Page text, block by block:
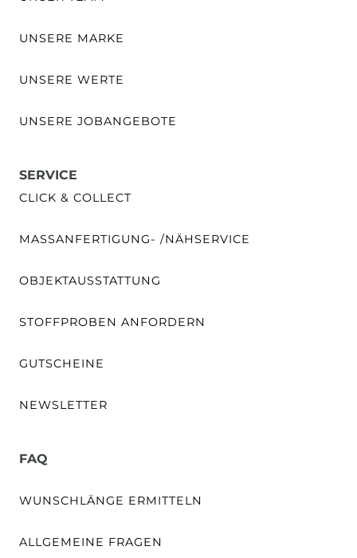
UNSERE MARKE
UNSERE WERTE
UNSERE JOBANGEBOTE
SERVICE
CLICK & COLLECT
MASSANFERTIGUNG- /NÄHSERVICE
OBJEKTAUSSTATTUNG
STOFFPROBEN ANFORDERN
GUTSCHEINE
NEWSLETTER
FAQ
WUNSCHLÄNGE ERMITTELN
ALLGEMEINE FRAGEN